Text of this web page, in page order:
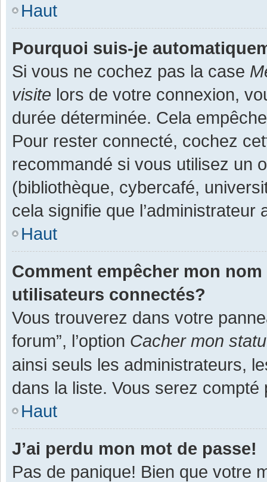
Haut
Pourquoi suis-je
Si vous ne cochez pas la case
visite lors de votre connexion,
durée déterminée. Cela
Pour rester connecté, cochez
recommandé si vous utilisez un
(bibliothèque, cybercafé,
cela signifie que
Haut
Comment empêcher mon
utilisateurs connectés?
Vous trouverez dans votre
forum”, l’option Cacher mon
ainsi seuls les administrateurs,
dans la liste. Vous serez
Haut
J’ai perdu mon mot de passe!
Pas de panique! Bien que votre